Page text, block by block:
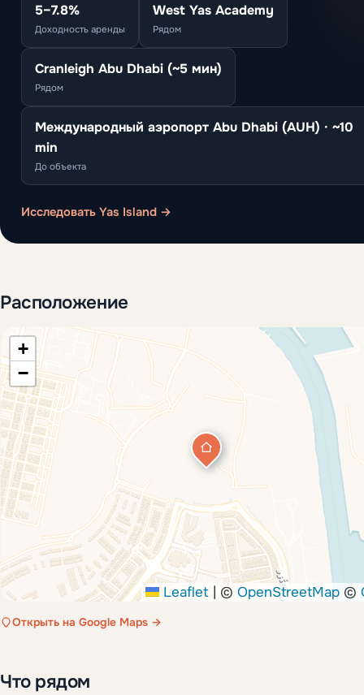
5–7.8%
Доходность аренды
West Yas Academy
Рядом
Cranleigh Abu Dhabi (~5 мин)
Рядом
Международный аэропорт Abu Dhabi (AUH) · ~10
min
До объекта
Исследовать Yas Island →
Расположение
+
−
Leaflet | © OpenStreetMap ©
Открыть на Google Maps →
Что рядом